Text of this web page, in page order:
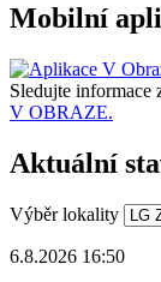
Mobilní
Sledujte informace
V OBRAZE.
Aktuální
Výběr lokality
6.8.2026 16:50